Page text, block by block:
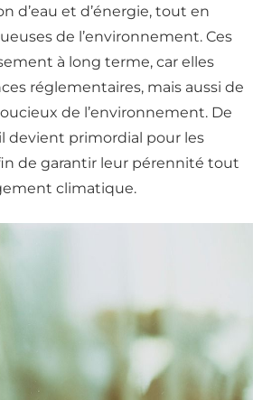
d’eau et d’énergie, tout en
de l’environnement. Ces
à long terme, car elles
réglementaires, mais aussi de
de l’environnement. De
devient primordial pour les
de garantir leur pérennité tout
climatique.